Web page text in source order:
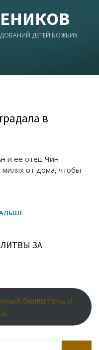
ДЕТЕЙ БОЖЬИХ
в
и её отец Чин
милях от дома, чтобы
ЗА
бюллетень и